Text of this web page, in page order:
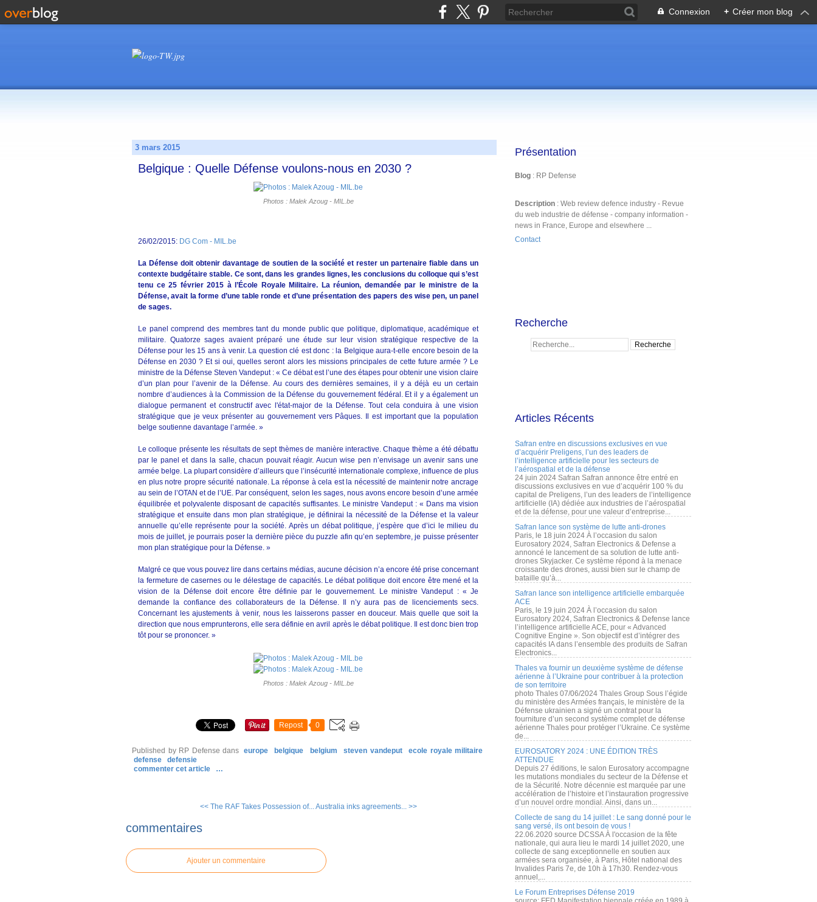
Connexion + Créer mon blog
3 mars 2015
Belgique : Quelle Défense voulons-nous en 2030 ?
Photos : Malek Azoug - MIL.be
26/02/2015: DG Com - MIL.be
La Défense doit obtenir davantage de soutien de la société et rester un partenaire fiable dans un
contexte budgétaire stable. Ce sont, dans les grandes lignes, les conclusions du colloque qui s’est
tenu ce 25 février 2015 à l’École Royale Militaire. La réunion, demandée par le ministre de la
Défense, avait la forme d’une table ronde et d’une présentation des papers des wise pen, un panel
de sages.
Le panel comprend des membres tant du monde public que politique, diplomatique, académique et
militaire. Quatorze sages avaient préparé une étude sur leur vision stratégique respective de la
Défense pour les 15 ans à venir. La question clé est donc : la Belgique aura-t-elle encore besoin de la
Défense en 2030 ? Et si oui, quelles seront alors les missions principales de cette future armée ? Le
ministre de la Défense Steven Vandeput : « Ce débat est l’une des étapes pour obtenir une vision claire
d’un plan pour l’avenir de la Défense. Au cours des dernières semaines, il y a déjà eu un certain
nombre d’audiences à la Commission de la Défense du gouvernement fédéral. Et il y a également un
dialogue permanent et constructif avec l'état-major de la Défense. Tout cela conduira à une vision
stratégique que je veux présenter au gouvernement vers Pâques. Il est important que la population
belge soutienne davantage l’armée. »
Le colloque présente les résultats de sept thèmes de manière interactive. Chaque thème a été débattu
par le panel et dans la salle, chacun pouvait réagir. Aucun wise pen n’envisage un avenir sans une
armée belge. La plupart considère d’ailleurs que l’insécurité internationale complexe, influence de plus
en plus notre propre sécurité nationale. La réponse à cela est la nécessité de maintenir notre ancrage
au sein de l’OTAN et de l’UE. Par conséquent, selon les sages, nous avons encore besoin d’une armée
équilibrée et polyvalente disposant de capacités suffisantes. Le ministre Vandeput : « Dans ma vision
stratégique et ensuite dans mon plan stratégique, je définirai la nécessité de la Défense et la valeur
annuelle qu’elle représente pour la société. Après un débat politique, j’espère que d’ici le milieu du
mois de juillet, je pourrais poser la dernière pièce du puzzle afin qu’en septembre, je puisse présenter
mon plan stratégique pour la Défense. »
Malgré ce que vous pouvez lire dans certains médias, aucune décision n’a encore été prise concernant
la fermeture de casernes ou le délestage de capacités. Le débat politique doit encore être mené et la
vision de la Défense doit encore être définie par le gouvernement. Le ministre Vandeput : « Je
demande la confiance des collaborateurs de la Défense. Il n’y aura pas de licenciements secs.
Concernant les ajustements à venir, nous les laisserons passer en douceur. Mais quelle que soit la
direction que nous emprunterons, elle sera définie en avril après le débat politique. Il est donc bien trop
tôt pour se prononcer. »
Photos : Malek Azoug - MIL.be
Repost 0
Published by RP Defense dans europe belgique belgium steven vandeput
ecole royale militaire
defense
defensie
commenter cet article
…
<< The RAF Takes Possession of...Australia inks agreements... >>
commentaires
Ajouter un commentaire
Présentation
Blog : RP Defense
Description : Web review defence industry - Revue
du web industrie de défense - company information -
news in France, Europe and elsewhere ...
Contact
Recherche
Articles Récents
Safran entre en discussions exclusives en vue
d’acquérir Preligens, l’un des leaders de
l’intelligence artificielle pour les secteurs de
l’aérospatial et de la défense
24 juin 2024 Safran Safran annonce être entré en
discussions exclusives en vue d’acquérir 100 % du
capital de Preligens, l’un des leaders de l’intelligence
artificielle (IA) dédiée aux industries de l’aérospatial
et de la défense, pour une valeur d’entreprise...
Safran lance son système de lutte anti-drones
Paris, le 18 juin 2024 À l’occasion du salon
Eurosatory 2024, Safran Electronics & Defense a
annoncé le lancement de sa solution de lutte anti-
drones Skyjacker. Ce système répond à la menace
croissante des drones, aussi bien sur le champ de
bataille qu’à...
Safran lance son intelligence artificielle embarquée
ACE
Paris, le 19 juin 2024 À l’occasion du salon
Eurosatory 2024, Safran Electronics & Defense lance
l’intelligence artificielle ACE, pour « Advanced
Cognitive Engine ». Son objectif est d’intégrer des
capacités IA dans l’ensemble des produits de Safran
Electronics...
Thales va fournir un deuxième système de défense
aérienne à l’Ukraine pour contribuer à la protection
de son territoire
photo Thales 07/06/2024 Thales Group Sous l’égide
du ministère des Armées français, le ministère de la
Défense ukrainien a signé un contrat pour la
fourniture d’un second système complet de défense
aérienne Thales pour protéger l’Ukraine. Ce système
de...
EUROSATORY 2024 : UNE ÉDITION TRÈS
ATTENDUE
Depuis 27 éditions, le salon Eurosatory accompagne
les mutations mondiales du secteur de la Défense et
de la Sécurité. Notre décennie est marquée par une
accélération de l’histoire et l’instauration progressive
d’un nouvel ordre mondial. Ainsi, dans un...
Collecte de sang du 14 juillet : Le sang donné pour le
sang versé, ils ont besoin de vous !
22.06.2020 source DCSSA À l'occasion de la fête
nationale, qui aura lieu le mardi 14 juillet 2020, une
collecte de sang exceptionnelle en soutien aux
armées sera organisée, à Paris, Hôtel national des
Invalides Paris 7e, de 10h à 17h30. Rendez-vous
annuel,...
Le Forum Entreprises Défense 2019